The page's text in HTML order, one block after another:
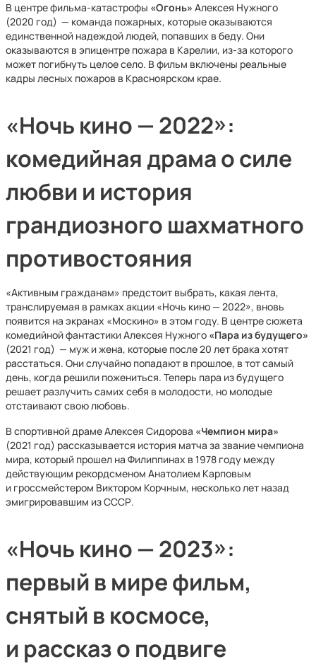
В центре фильма-катастрофы «Огонь» Алексея Нужного
(2020 год) — команда пожарных, которые оказываются
единственной надеждой людей, попавших в беду. Они
оказываются в эпицентре пожара в Карелии, из-за которого
может погибнуть целое село. В фильм включены реальные
кадры лесных пожаров в Красноярском крае.
«Ночь кино — 2022»:
комедийная драма о силе
любви и история
грандиозного шахматного
противостояния
«Активным гражданам» предстоит выбрать, какая лента,
транслируемая в рамках акции «Ночь кино — 2022», вновь
появится на экранах «Москино» в этом году. В центре сюжета
комедийной фантастики Алексея Нужного «Пара из будущего»
(2021 год) — муж и жена, которые после 20 лет брака хотят
расстаться. Они случайно попадают в прошлое, в тот самый
день, когда решили пожениться. Теперь пара из будущего
решает разлучить самих себя в молодости, но молодые
отстаивают свою любовь.
В спортивной драме Алексея Сидорова «Чемпион мира»
(2021 год) рассказывается история матча за звание чемпиона
мира, который прошел на Филиппинах в 1978 году между
действующим рекордсменом Анатолием Карповым
и гроссмейстером Виктором Корчным, несколько лет назад
эмигрировавшим из СССР.
«Ночь кино — 2023»:
первый в мире фильм,
снятый в космосе,
и рассказ о подвиге